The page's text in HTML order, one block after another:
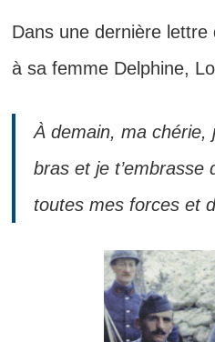
Dans une dernière
à sa femme Delphine,
À demain, ma chérie,
bras et je
toutes mes forces et